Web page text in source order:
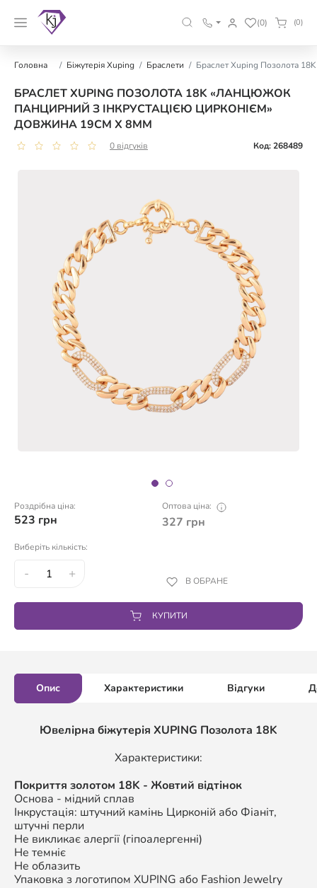
(0) (0)
Головна Біжутерія Xuping Браслети Браслет Xuping Позолота
БРАСЛЕТ XUPING ПОЗОЛОТА 18K «ЛАНЦЮЖОК
ПАНЦИРНИЙ З ІНКРУСТАЦІЄЮ ЦИРКОНІЄМ»
ДОВЖИНА 19СМ Х 8ММ
0 відгуків Код: 268489
Роздрібна ціна:
523 грн
Оптова ціна:
327 грн
Виберіть кількість:
- + В ОБРАНЕ
КУПИТИ
Опис Характеристики Відгуки
Ювелірна біжутерія XUPING Позолота 18K
Характеристики:
Покриття золотом 18K - Жовтий відтінок
Основа - мідний сплав
Інкрустація: штучний камінь Цирконій або Фіаніт,
штучні перли
Не викликає алергії (гіпоалергенні)
Не темніє
Не облазить
Упаковка з логотипом XUPING або Fashion Jewelry